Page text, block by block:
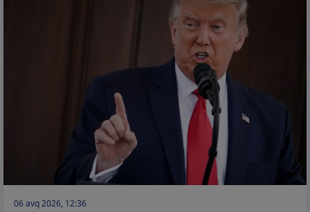
06 avq 2026, 12:36